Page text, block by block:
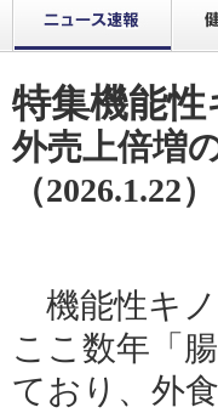
特集機能
外売上倍増
（2026.1.22）
機能性キノ
ここ数年「
ており、外